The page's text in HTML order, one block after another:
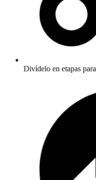
Divídelo en etapas para